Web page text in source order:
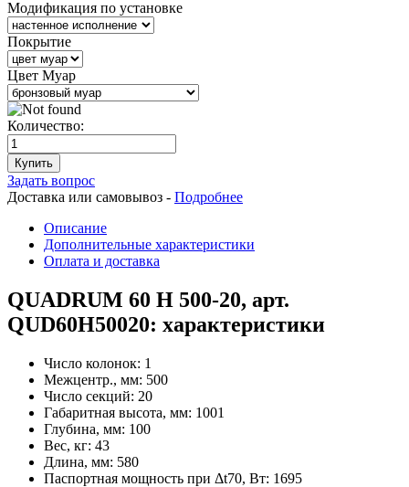
Модификация по установке
Покрытие
Цвет Муар
Количество:
Купить
Задать вопрос
Доставка или самовывоз - Подробнее
Описание
Дополнительные характеристики
Оплата и доставка
QUADRUM 60 H 500-20, арт.
QUD60H50020: характеристики
Число колонок: 1
Межцентр., мм: 500
Число секций: 20
Габаритная высота, мм: 1001
Глубина, мм: 100
Вес, кг: 43
Длина, мм: 580
Паспортная мощность при Δt70, Вт: 1695